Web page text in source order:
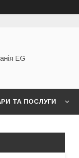
EG
ТА ПОСЛУГИ